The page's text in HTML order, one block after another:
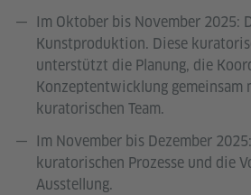
Im Oktober bis November 2025:
Kunstproduktion. Diese
unterstützt die Planung, die
Konzeptentwicklung gemeinsam
kuratorischen Team.
Im November bis Dezember
kuratorischen Prozesse und die
Ausstellung.